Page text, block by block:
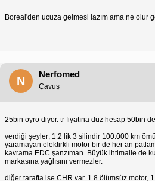
Boreal'den ucuza gelmesi lazım ama ne olur
N
Nerfomed
Çavuş
25bin oyro diyor. tr fiyatına düz hesap 50bin
verdiği şeyler; 1.2 lik 3 silindir 100.000 km
yaramayan elektirkli motor bir de her an
kavrama EDC şanzıman. Büyük ihtimalle de
markasına yağlısını vermezler.
diğer tarafta ise CHR var. 1.8 ölümsüz motor,